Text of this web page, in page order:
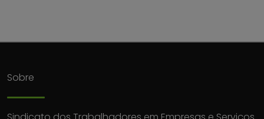
Sobre